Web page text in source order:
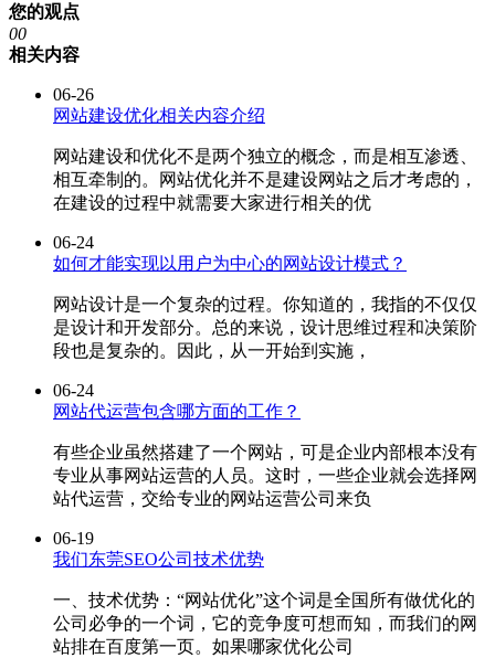
您的观点
00
相关内容
06-26
网站建设优化相关内容介绍
网站建设和优化不是两个独立的概念，而是相互渗透、
相互牵制的。网站优化并不是建设网站之后才考虑的，
在建设的过程中就需要大家进行相关的优
06-24
如何才能实现以用户为中心的网站设计模式？
网站设计是一个复杂的过程。你知道的，我指的不仅仅
是设计和开发部分。总的来说，设计思维过程和决策阶
段也是复杂的。因此，从一开始到实施，
06-24
网站代运营包含哪方面的工作？
有些企业虽然搭建了一个网站，可是企业内部根本没有
专业从事网站运营的人员。这时，一些企业就会选择网
站代运营，交给专业的网站运营公司来负
06-19
我们东莞SEO公司技术优势
一、技术优势：“网站优化”这个词是全国所有做优化的
公司必争的一个词，它的竞争度可想而知，而我们的网
站排在百度第一页。如果哪家优化公司